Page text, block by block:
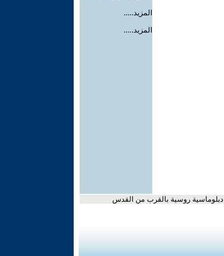
المزيد.....
المزيد.....
روسية بالقرب من القدس